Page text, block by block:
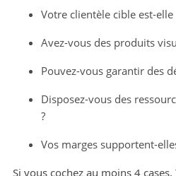
Votre clientèle cible est-
Avez-vous des produits
Pouvez-vous garantir des
Disposez-vous des
?
Vos marges supportent-
Si vous cochez au moins 4